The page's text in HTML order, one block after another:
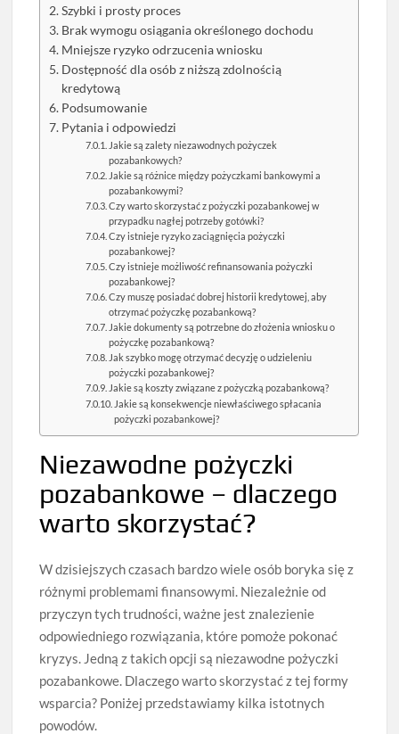
Szybki i prosty proces
Brak wymogu osiągania określonego dochodu
Mniejsze ryzyko odrzucenia wniosku
Dostępność dla osób z niższą zdolnością
kredytową
Podsumowanie
Pytania i odpowiedzi
Jakie są zalety niezawodnych pożyczek
pozabankowych?
Jakie są różnice między pożyczkami bankowymi a
pozabankowymi?
Czy warto skorzystać z pożyczki pozabankowej w
przypadku nagłej potrzeby gotówki?
Czy istnieje ryzyko zaciągnięcia pożyczki
pozabankowej?
Czy istnieje możliwość refinansowania pożyczki
pozabankowej?
Czy muszę posiadać dobrej historii kredytowej, aby
otrzymać pożyczkę pozabankową?
Jakie dokumenty są potrzebne do złożenia wniosku o
pożyczkę pozabankową?
Jak szybko mogę otrzymać decyzję o udzieleniu
pożyczki pozabankowej?
Jakie są koszty związane z pożyczką pozabankową?
Jakie są konsekwencje niewłaściwego spłacania
pożyczki pozabankowej?
Niezawodne pożyczki
pozabankowe – dlaczego
warto skorzystać?
W dzisiejszych czasach bardzo wiele osób boryka się z
różnymi problemami finansowymi. Niezależnie od
przyczyn tych trudności, ważne jest znalezienie
odpowiedniego rozwiązania, które pomoże pokonać
kryzys. Jedną z takich opcji są niezawodne pożyczki
pozabankowe. Dlaczego warto skorzystać z tej formy
wsparcia? Poniżej przedstawiamy kilka istotnych
powodów.